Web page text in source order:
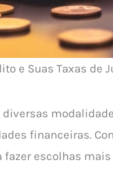
e Suas Taxas de
financeiras.
fazer escolhas